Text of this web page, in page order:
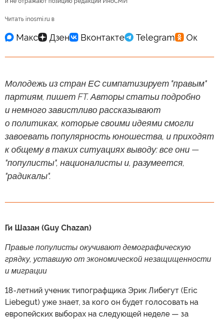
Читать inosmi.ru в
Молодежь из стран ЕС симпатизирует "правым"
партиям, пишет FT. Авторы статьи подробно
и немного завистливо рассказывают
о политиках, которые своими идеями смогли
завоевать популярность юношества, и приходят
к общему в таких ситуациях выводу: все они —
"популисты", националисты и, разумеется,
"радикалы".
Ги Шазан (Guy Chazan)
Правые популисты окучивают демографическую
грядку, уставшую от экономической незащищенности
и миграции
18-летний ученик типографщика Эрик Либегут (Eric
Liebegut) уже знает, за кого он будет голосовать на
европейских выборах на следующей неделе — за